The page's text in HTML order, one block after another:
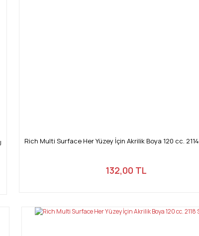
Rich Multi Surface Her Yüzey İçin Akrilik Boya 120 cc. 2114
132,00 TL